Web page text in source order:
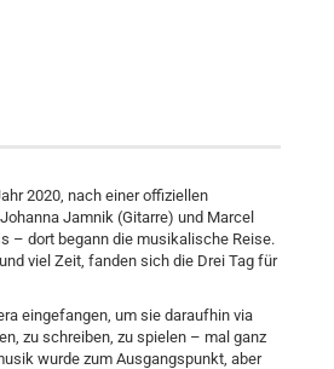
2020, nach einer offiziellen
Jamnik (Gitarre) und Marcel
– dort begann die musikalische Reise.
viel Zeit, fanden sich die Drei Tag für
eingefangen, um sie daraufhin via
zu schreiben, zu spielen – mal ganz
wurde zum Ausgangspunkt, aber